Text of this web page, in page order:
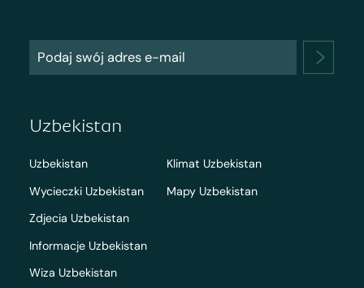
Uzbekistan
Uzbekistan
Wycieczki Uzbekistan
Zdjecia Uzbekistan
Informacje Uzbekistan
Wiza Uzbekistan
Klimat Uzbekistan
Mapy Uzbekistan